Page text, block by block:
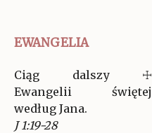
EWANGELIA
Ciąg dalszy ☩
Ewangelii świętej
według Jana.
J 1:19-28